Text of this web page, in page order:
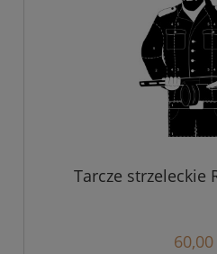
Tarcze strzeleckie
60,00